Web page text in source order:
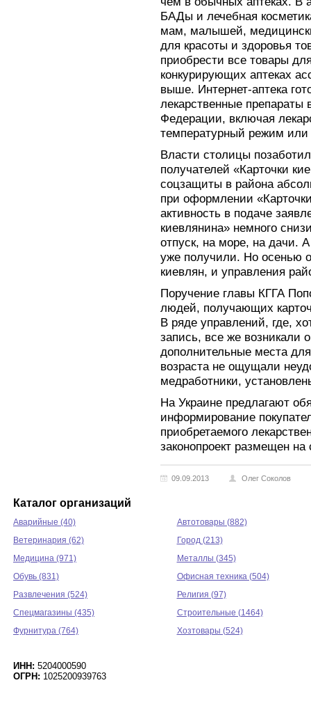
БАДы и лечебная
мам, малышей,
для красоты и здоровья
приобрести все товары
конкурирующих аптеках
выше. Интернет-аптека
лекарственные
Федерации, включая
температурный режим или
Власти столицы
получателей «Карточки
соцзащиты в района
при оформлении
активность в подаче
киевлянина» немного
отпуск, на море, на дачи.
уже получили. Но осенью
киевлян, и управления
Поручение главы КГГА
людей, получающих
В ряде управлений, где,
запись, все же возникали
дополнительные места
возраста не ощущали
медработники,
На Украине предлагают
информирование
приобретаемого
законопроект размещен
09.09.2013 Олег Соколов
Каталог организаций
Аварийные (40)
Автотовары (882)
Ветеринария (62)
Город (213)
Медицина (971)
Металлы (345)
Обувь (831)
Офисная техника (504)
Развлечения (524)
Религия (97)
Спецмагазины (435)
Строительные (1464)
Фурнитура (764)
Хозтовары (524)
ИНН: 5204000590
ОГРН: 1025200939763